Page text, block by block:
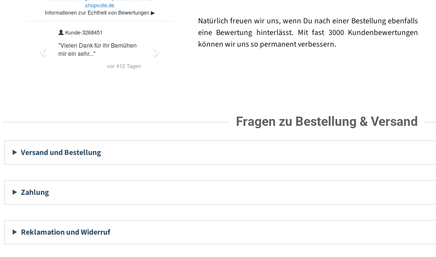
Natürlich freuen wir uns, wenn Du nach einer Bestellung ebenfalls
eine Bewertung hinterlässt. Mit fast 3000 Kundenbewertungen
können wir uns so permanent verbessern.
Fragen zu Bestellung & Versand
Versand und Bestellung
Zahlung
Reklamation und Widerruf